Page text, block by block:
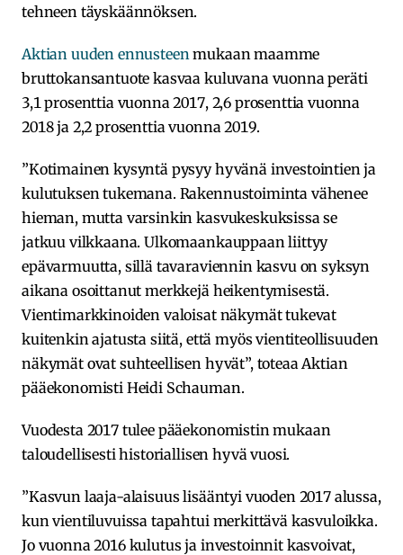
tehneen täyskäännöksen.
Aktian uuden ennusteen mukaan maamme
bruttokansantuote kasvaa kuluvana vuonna peräti
3,1 prosenttia vuonna 2017, 2,6 prosenttia vuonna
2018 ja 2,2 prosenttia vuonna 2019.
”Kotimainen kysyntä pysyy hyvänä investointien ja
kulutuksen tukemana. Rakennustoiminta vähenee
hieman, mutta varsinkin kasvukeskuksissa se
jatkuu vilkkaana. Ulkomaankauppaan liittyy
epävarmuutta, sillä tavaraviennin kasvu on syksyn
aikana osoittanut merkkejä heikentymisestä.
Vientimarkkinoiden valoisat näkymät tukevat
kuitenkin ajatusta siitä, että myös vientiteollisuuden
näkymät ovat suhteellisen hyvät”, toteaa Aktian
pääekonomisti Heidi Schauman.
Vuodesta 2017 tulee pääekonomistin mukaan
taloudellisesti historiallisen hyvä vuosi.
”Kasvun laaja-alaisuus lisääntyi vuoden 2017 alussa,
kun vientiluvuissa tapahtui merkittävä kasvuloikka.
Jo vuonna 2016 kulutus ja investoinnit kasvoivat,